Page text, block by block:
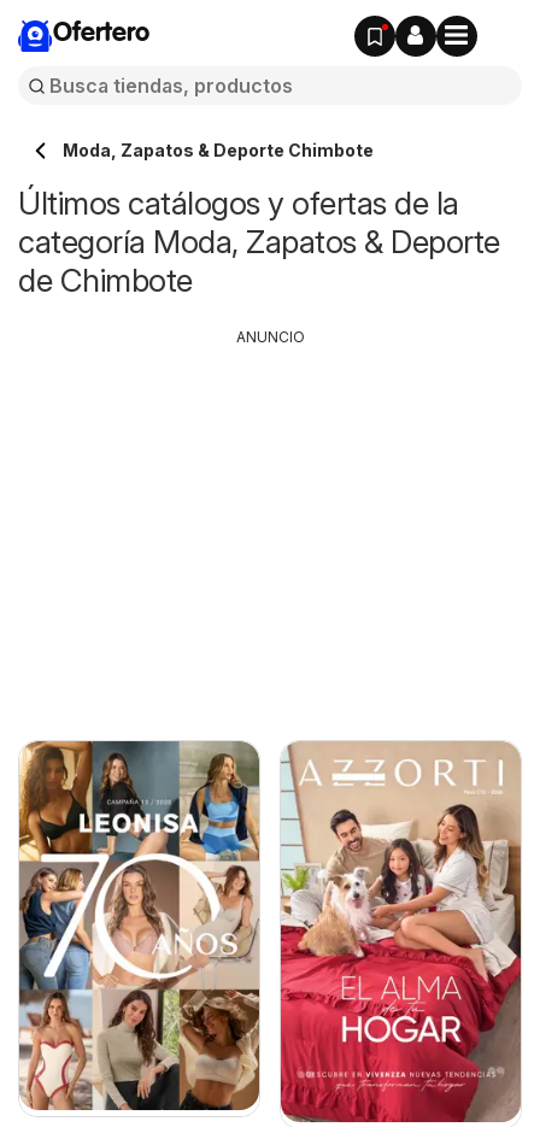
Ofertero
Moda, Zapatos & Deporte Chimbote
Últimos catálogos y ofertas de la
categoría Moda, Zapatos & Deporte
de Chimbote
ANUNCIO